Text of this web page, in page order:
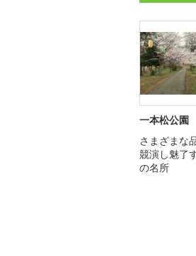
一本松公園
さまざまな
競演し魅了
の名所